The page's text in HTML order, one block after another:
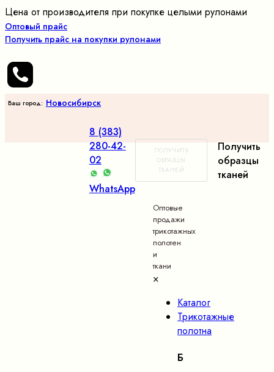
Цена от производителя при покупке целыми рулонами
Оптовый прайс
Получить прайс на покупки рулонами
Ваш город: Новосибирск
8 (383)
280-42-
02
WhatsApp
ПОЛУЧИТЬ
ОБРАЗЦЫ
ТКАНЕЙ
Получить
образцы
тканей
Оптовые
продажи
трикотажных
полотен
и
ткани
×
Каталог
Трикотажные
полотна
Б